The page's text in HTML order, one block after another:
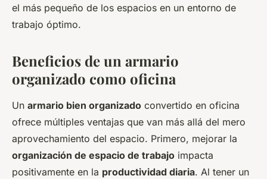
el más pequeño de los espacios en un entorno de
trabajo óptimo.
Beneficios de un armario
organizado como oficina
Un armario bien organizado convertido en oficina
ofrece múltiples ventajas que van más allá del mero
aprovechamiento del espacio. Primero, mejorar la
organización de espacio de trabajo impacta
positivamente en la productividad diaria. Al tener un